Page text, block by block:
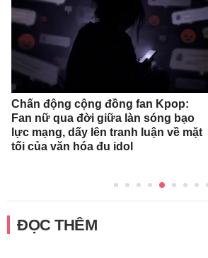
Chấn động cộng đồng fan Kpop:
Fan nữ qua đời giữa làn sóng bạo
lực mạng, dấy lên tranh luận về mặt
tối của văn hóa đu idol
ĐỌC THÊM